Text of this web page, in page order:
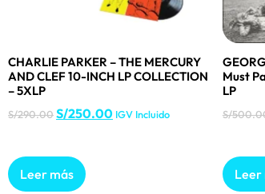
CHARLIE PARKER – THE MERCURY
AND CLEF 10-INCH LP COLLECTION
– 5XLP
S/290.00S/250.00 IGV Incluido
Leer más
Must
LP
S/
Leer